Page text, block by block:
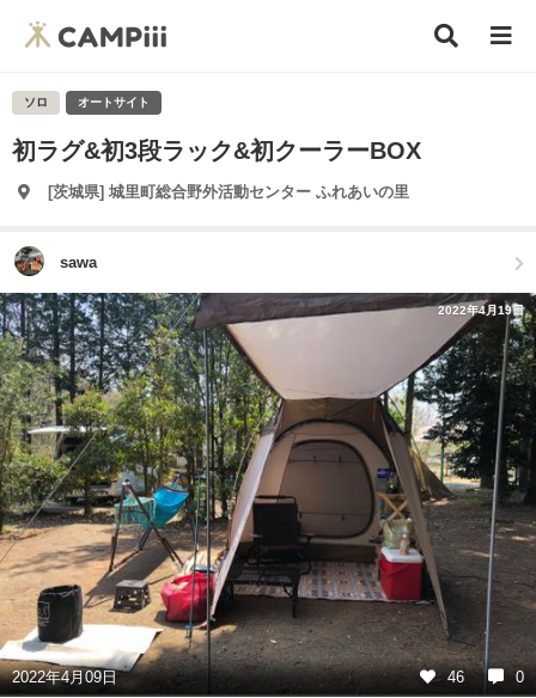
ソロ オートサイト
初ラグ&初3段ラック&初クーラーBOX
[茨城県] 城里町総合野外活動センター ふれあいの里
sawa
2022年4月19日
2022年4月09日 46 0